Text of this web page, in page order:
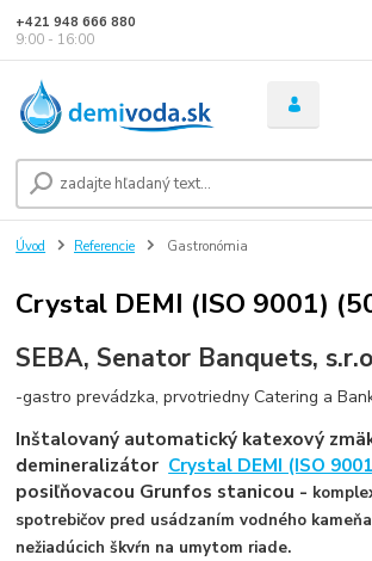
+421 948 666 880
9:00 - 16:00
Úvod Referencie Gastronómia
Crystal DEMI (ISO 9001)
SEBA, Senator Banquets,
-gastro prevádzka, prvotriedny Catering a
Inštalovaný automatický katexový
demineralizátor Crystal DEMI (ISO
posiľňovacou Grunfos stanicou -
spotrebičov pred usádzaním vodného
nežiadúcich škvŕn na umytom riade.